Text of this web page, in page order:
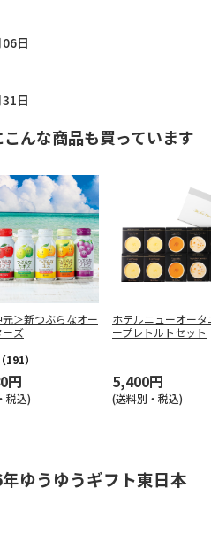
日
日
んな商品も買っています
元＞新つぶらなオー
ーズ
（191）
円
税込)
ホテルニューオー
ープレトルトセット
5,400円
(送料別・税込)
ゆうゆうギフト東日本